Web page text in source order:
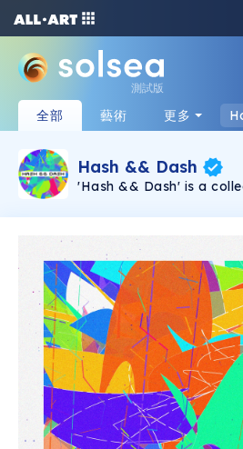
測試版
全部 藝術 更多
Hash && Dash
'Hash && Dash' is a
addresses as seed. It
1800x1800px, first
Christin Penz. Each mint
using the original
script's SHA-256
respective token